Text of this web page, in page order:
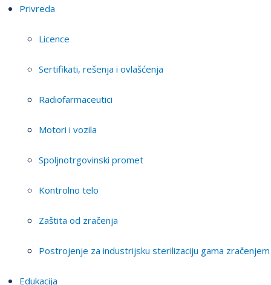
Privreda
Licence
Sertifikati, rešenja i ovlašćenja
Radiofarmaceutici
Motori i vozila
Spoljnotrgovinski promet
Kontrolno telo
Zaštita od zračenja
Postrojenje za industrijsku sterilizaciju gama zračenjem
Edukacija